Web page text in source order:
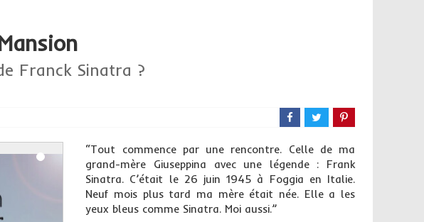
Franck Sinatra ?
“Tout commence par une rencontre. Celle de ma
grand-mère Giuseppina avec une légende : Frank
Sinatra. C’était le 26 juin 1945 à Foggia en Italie.
Neuf mois plus tard ma mère était née. Elle a les
yeux bleus comme Sinatra. Moi aussi.”